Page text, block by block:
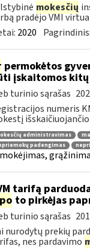
mokesčių
pradėjo VMI
2020 Pagrindinis:
permokėtos
įskaitomos kitų
turinio sąrašas
numeris
išskaičiuojančio
administravimas
padengimas
tarifą
po to pirkėjas
turinio sąrašas
nurodytų prekių
nes pardavimo